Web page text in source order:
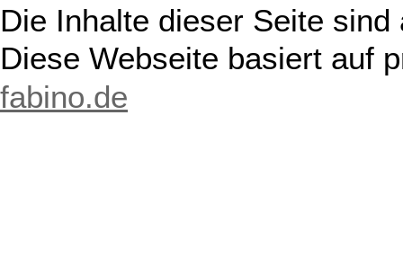
Die Inhalte dieser Seite
Diese Webseite basiert auf
fabino.de